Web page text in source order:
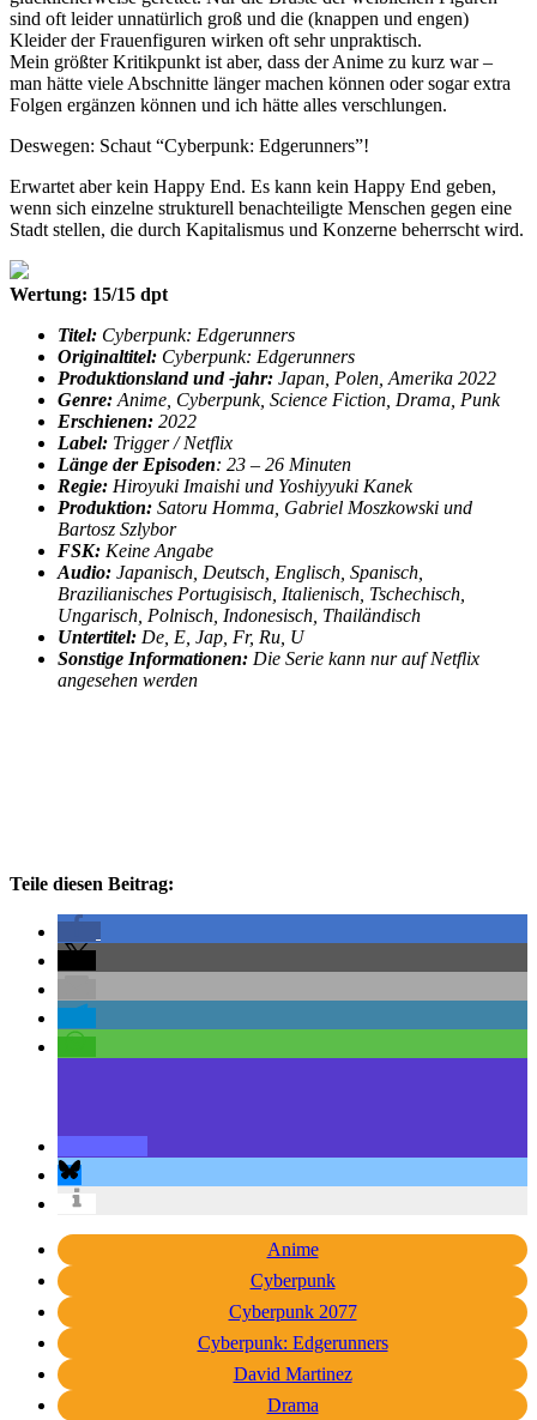
sind oft leider unnatürlich groß und die (knappen und engen)
Kleider der Frauenfiguren wirken oft sehr unpraktisch.
Mein größter Kritikpunkt ist aber, dass der Anime zu kurz war –
man hätte viele Abschnitte länger machen können oder sogar extra
Folgen ergänzen können und ich hätte alles verschlungen.
Deswegen: Schaut “Cyberpunk: Edgerunners”!
Erwartet aber kein Happy End. Es kann kein Happy End geben,
wenn sich einzelne strukturell benachteiligte Menschen gegen eine
Stadt stellen, die durch Kapitalismus und Konzerne beherrscht wird.
Wertung: 15/15 dpt
Titel: Cyberpunk: Edgerunners
Originaltitel: Cyberpunk: Edgerunners
Produktionsland und -jahr: Japan, Polen, Amerika 2022
Genre:Anime, Cyberpunk, Science Fiction, Drama, Punk
Erschienen: 2022
Label: Trigger / Netflix
Länge der Episoden: 23 – 26 Minuten
Regie: Hiroyuki Imaishi und Yoshiyyuki Kanek
Produktion: Satoru Homma, Gabriel Moszkowski und
Bartosz Szlybor
FSK: Keine Angabe
Audio: Japanisch, Deutsch, Englisch, Spanisch,
Brazilianisches Portugisisch, Italienisch, Tschechisch,
Ungarisch, Polnisch, Indonesisch, Thailändisch
Untertitel: De, E, Jap, Fr, Ru, U
Sonstige Informationen: Die Serie kann nur auf Netflix
angesehen werden
Teile diesen Beitrag:
Anime
Cyberpunk
Cyberpunk 2077
Cyberpunk: Edgerunners
David Martinez
Drama